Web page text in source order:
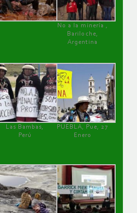
No a la minería ,
Bariloche,
Argentina
Las Bambas,
Perú
PUEBLA, Pue, 27
Enero